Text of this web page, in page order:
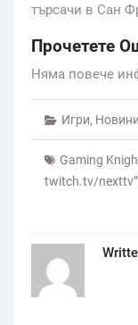
търсачи в Сан
Прочетете
Няма повече
Игри, Новини
Gaming
twitch.tv/nexttv”